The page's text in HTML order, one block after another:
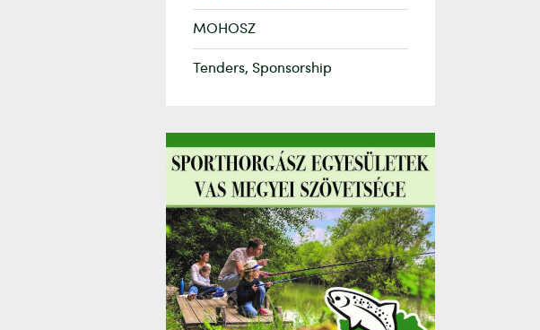
MOHOSZ
Tenders, Sponsorship